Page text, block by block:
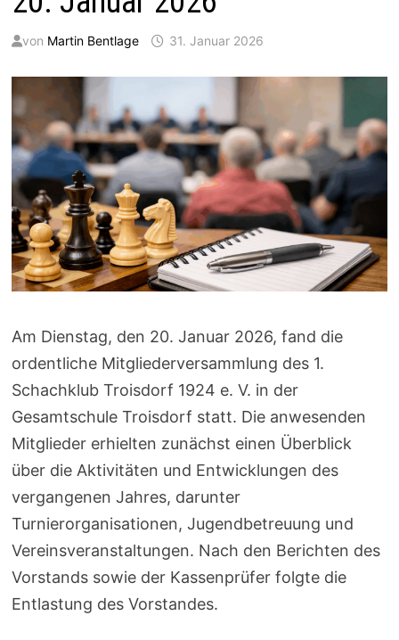
von Martin Bentlage 31. Januar 2026
Am Dienstag, den 20. Januar 2026, fand die
ordentliche Mitgliederversammlung des 1.
Schachklub Troisdorf 1924 e. V. in der
Gesamtschule Troisdorf statt. Die anwesenden
Mitglieder erhielten zunächst einen Überblick
über die Aktivitäten und Entwicklungen des
vergangenen Jahres, darunter
Turnierorganisationen, Jugendbetreuung und
Vereinsveranstaltungen. Nach den Berichten des
Vorstands sowie der Kassenprüfer folgte die
Entlastung des Vorstandes.